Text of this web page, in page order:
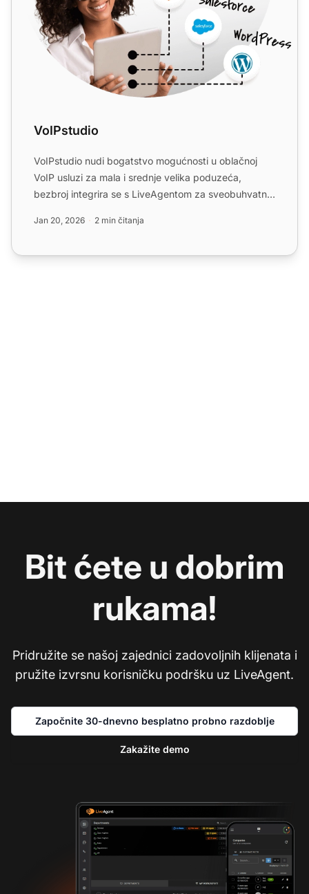
VoIPstudio
VoIPstudio nudi bogatstvo mogućnosti u oblačnoj
VoIP usluzi za mala i srednje velika poduzeća,
bezbroj integrira se s LiveAgentom za sveobuhvatnu
Jan 20, 2026 2 min čitanja
Bit ćete u dobrim
rukama!
Pridružite se našoj zajednici zadovoljnih klijenata i
pružite izvrsnu korisničku podršku uz LiveAgent.
Započnite 30-dnevno besplatno probno razdoblje
Zakažite demo